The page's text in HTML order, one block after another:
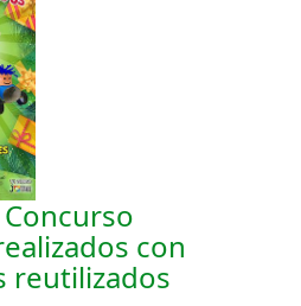
con
reutilizados